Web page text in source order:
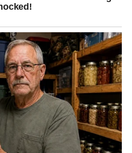
vam potpuno mijenja
isto
trenuci.
miljenicima zvijezda ovog